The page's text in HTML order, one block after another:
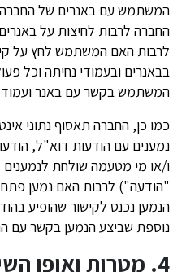
המשתמש עם באנרים של
החברה לרבות לחיצות על
לרבות האם המשתמש לחץ על
בבאנרים ובעמודי נחיתה וכל
המשתמש בקשר עם באנר ועמוד
כמו כן, החברה תאסוף נתוני
ו/או מי מטעמה שולחת לנמענים
"הודעה") לרבות האם נמען
הנמען נכנס לקישור שהופיע
נוספת שביצע הנמען בקשר עם
4. מטרות ואופן